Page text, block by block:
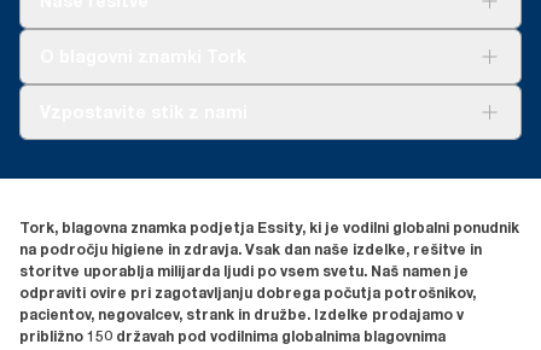
Essity Hungary Kft. Professional Hygiene
Budakeszi út 51.
Tork, blagovna znamka podjetja Essity, ki je vodilni globalni ponudnik
na področju higiene in zdravja. Vsak dan naše izdelke, rešitve in
storitve uporablja milijarda ljudi po vsem svetu. Naš namen je
odpraviti ovire pri zagotavljanju dobrega počutja potrošnikov,
pacientov, negovalcev, strank in družbe. Izdelke prodajamo v
približno 150 državah pod vodilnima globalnima blagovnima